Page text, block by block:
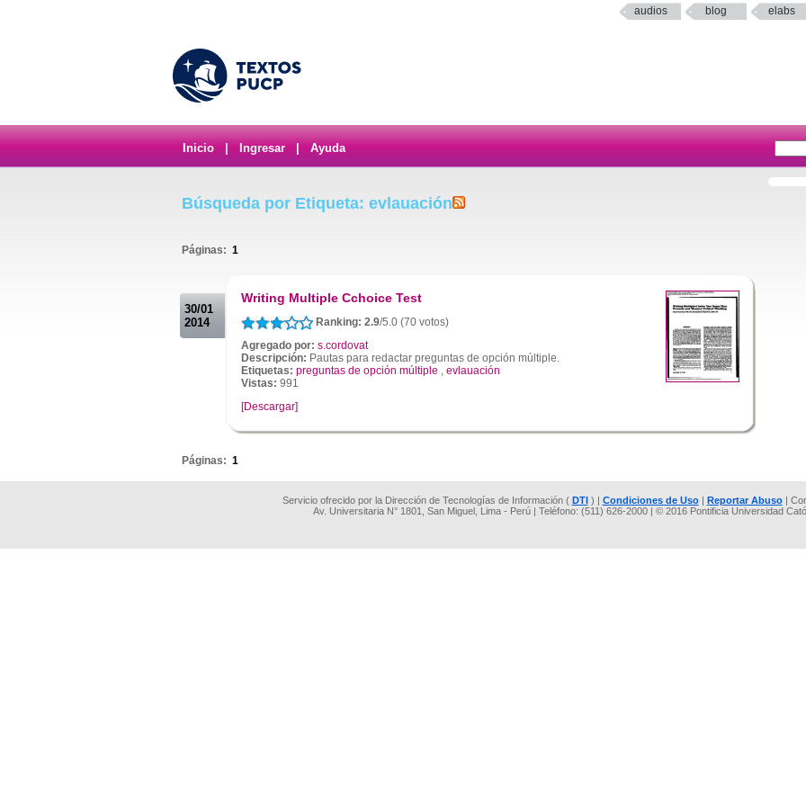
audios blog elabs
Inicio Ingresar Ayuda
Búsqueda por Etiqueta: evlauación
Páginas: 1
30/01
2014
Writing Multiple Cchoice Test
Ranking: 2.9/5.0 (70 votos)
Agregado por: s.cordovat
Descripción: Pautas para redactar preguntas de opción múltiple.
Etiquetas: preguntas de opción múltiple , evlauación
Vistas: 991
[Descargar]
Páginas: 1
Servicio ofrecido por la Dirección de Tecnologías de Información ( DTI) | Condiciones de Uso| Reportar Abuso|
Av. Universitaria N° 1801, San Miguel, Lima - Perú | Teléfono: (511) 626-2000 | © 2016 Pontificia Universidad